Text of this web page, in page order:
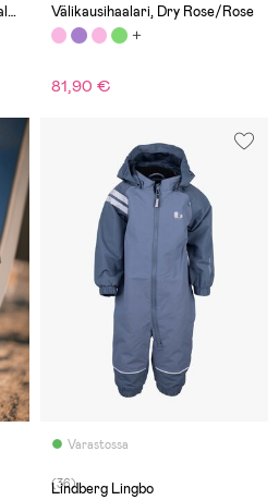
Välikausihaalari, Dry Rose/Rose
81,90 €
Varastossa
(36)
Lindberg Lingbo